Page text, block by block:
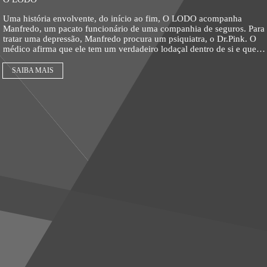
Uma história envolvente, do início ao fim, O LODO acompanha
Manfredo, um pacato funcionário de uma companhia de seguros. Para
tratar uma depressão, Manfredo procura um psiquiatra, o Dr.Pink. O
médico afirma que ele tem um verdadeiro lodaçal dentro de si e quer
saber de seu passado, mas há algo que Manfredo não deseja revelar.
Manfredo se irrita com a insistência do Dr.Pink, sente raiva e medo do
médico, mas não consegue se livrar dele, paralisado por uma culpa
que carrega e procura esquecer. O Dr. Pink passa a persegui-lo, o
passado retorna e a vida de Manfredo se transforma num verdadeiro
SAIBA MAIS